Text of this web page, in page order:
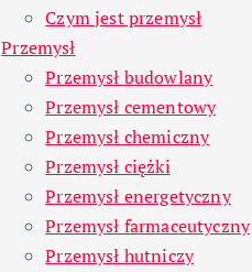
Czym jest przemysł
Przemysł
Przemysł budowlany
Przemysł cementowy
Przemysł chemiczny
Przemysł ciężki
Przemysł energetyczny
Przemysł farmaceutyczny
Przemysł hutniczy